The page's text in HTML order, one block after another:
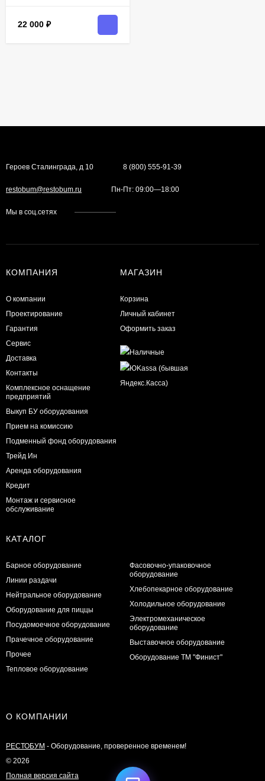
22 000 ₽
Героев Сталинграда, д 10 8 (800) 555-91-39
restobum@restobum.ru Пн-Пт: 09:00—18:00
Мы в соц.сетях
КОМПАНИЯ
О компании
Проектирование
Гарантия
Сервис
Доставка
Контакты
Комплексное оснащение
предприятий
Выкуп БУ оборудования
Прием на комиссию
Подменный фонд оборудования
Трейд Ин
Аренда оборудования
Кредит
Монтаж и сервисное
обслуживание
МАГАЗИН
Корзина
Личный кабинет
Оформить заказ
КАТАЛОГ
Барное оборудование
Линии раздачи
Нейтральное оборудование
Оборудование для пиццы
Посудомоечное оборудование
Прачечное оборудование
Прочее
Тепловое оборудование
Фасовочно-упаковочное
оборудование
Хлебопекарное оборудование
Холодильное оборудование
Электромеханическое
оборудование
Выставочное оборудование
Оборудование ТМ "Финист"
О КОМПАНИИ
РЕСТОБУМ - Оборудование, проверенное временем!
© 2026
Полная версия сайта